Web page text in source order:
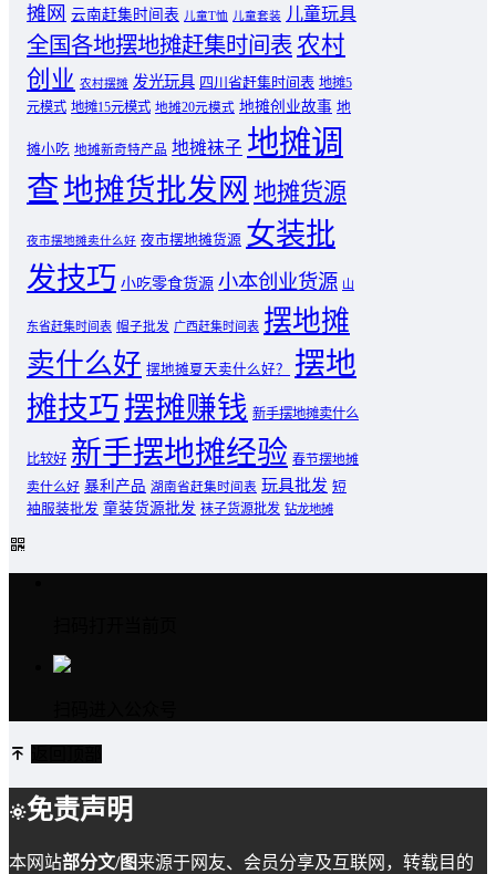
摊网 云南赶集时间表 儿童T恤 儿童套装 儿童玩具
全国各地摆地摊赶集时间表 农村
创业 农村摆摊 发光玩具 四川省赶集时间表 地摊5
元模式 地摊15元模式 地摊20元模式 地摊创业故事 地
摊小吃 地摊新奇特产品 地摊袜子 地摊调
查地摊货批发网 地摊货源
夜市摆地摊卖什么好 夜市摆地摊货源 女装批
发技巧 小吃零食货源 小本创业货源 山
东省赶集时间表 帽子批发 广西赶集时间表 摆地摊
卖什么好 摆地摊夏天卖什么好？
摆地
摊技巧摆摊赚钱 新手摆地摊卖什么
比较好 新手摆地摊经验 春节摆地摊
卖什么好 暴利产品 湖南省赶集时间表 玩具批发 短
袖服装批发 童装货源批发 袜子货源批发 钻龙地摊
免责声明
本网站部分文/图来源于网友、会员分享及互联网，转载目的